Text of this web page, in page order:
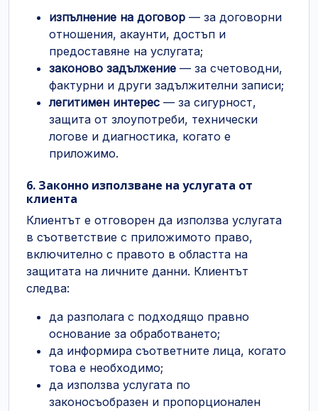
изпълнение на договор — за договорни
отношения, акаунти, достъп и
предоставяне на услугата;
законово задължение — за счетоводни,
фактурни и други задължителни записи;
легитимен интерес — за сигурност,
защита от злоупотреби, технически
логове и диагностика, когато е
приложимо.
6. Законно използване на услугата от
клиента
Клиентът е отговорен да използва услугата
в съответствие с приложимото право,
включително с правото в областта на
защитата на личните данни. Клиентът
следва:
да разполага с подходящо правно
основание за обработването;
да информира съответните лица, когато
това е необходимо;
да използва услугата по
законосъобразен и пропорционален